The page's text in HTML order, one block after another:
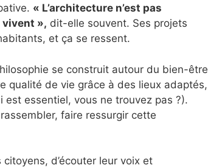
« L’architecture n’est pas
vivent », dit-elle souvent. Ses projets
et ça se ressent.
se construit autour du bien-être
qualité de vie grâce à des lieux adaptés,
essentiel, vous ne trouvez pas ?).
faire ressurgir cette
d’écouter leur voix et